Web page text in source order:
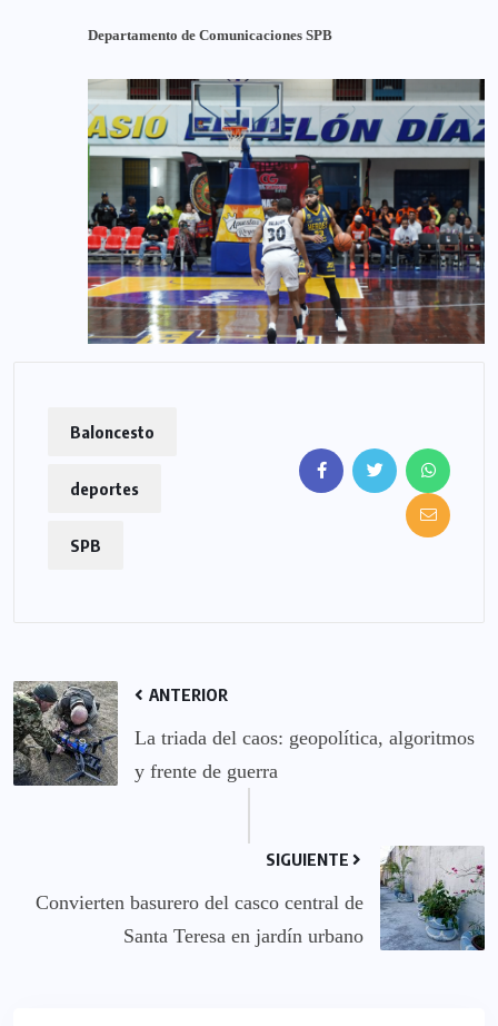
Departamento de Comunicaciones SPB
Baloncesto
deportes
SPB
ANTERIOR
La triada del caos: geopolítica, algoritmos
y frente de guerra
SIGUIENTE
Convierten basurero del casco central de
Santa Teresa en jardín urbano